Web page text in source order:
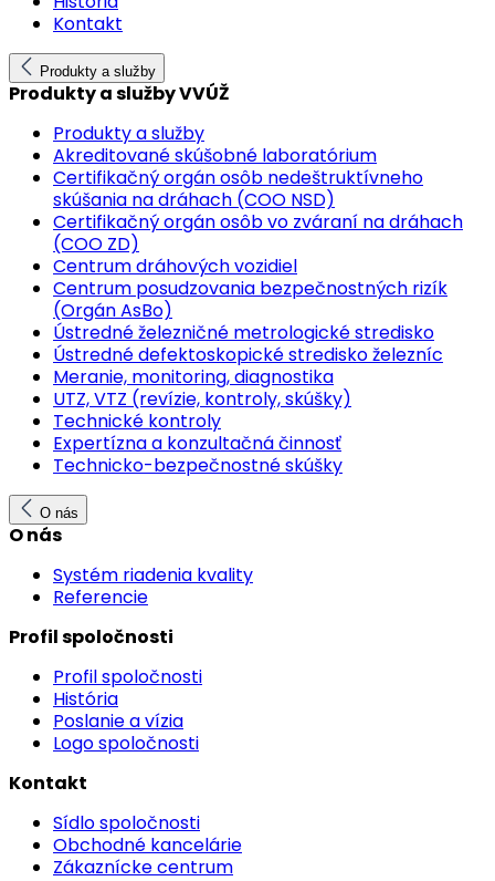
Kontakt
Produkty a služby
Produkty a služby VVÚŽ
Produkty a služby
Akreditované skúšobné laboratórium
Certifikačný orgán osôb nedeštruktívneho
skúšania na dráhach (COO NSD)
Certifikačný orgán osôb vo zváraní na dráhach
(COO ZD)
Centrum dráhových vozidiel
Centrum posudzovania bezpečnostných rizík
(Orgán AsBo)
Ústredné železničné metrologické stredisko
Ústredné defektoskopické stredisko železníc
Meranie, monitoring, diagnostika
UTZ, VTZ (revízie, kontroly, skúšky)
Technické kontroly
Expertízna a konzultačná činnosť
Technicko-bezpečnostné skúšky
O nás
O nás
Systém riadenia kvality
Referencie
Profil spoločnosti
Profil spoločnosti
História
Poslanie a vízia
Logo spoločnosti
Kontakt
Sídlo spoločnosti
Obchodné kancelárie
Zákaznícke centrum